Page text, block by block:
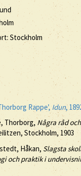
Stockholm
Rappe',Idun,
Thorborg, Några råd
Stockholm, 1903
Håkan,Slagsta
och praktik i